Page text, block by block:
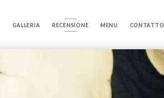
GALLERIA RECENSIONE MENU CONTATTO